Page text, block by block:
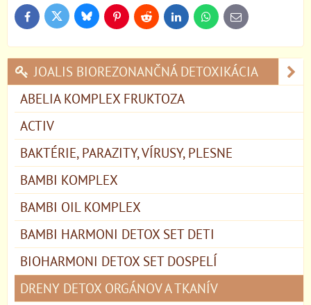
FacebookTwitter BlueskyPinterestReddit LinkedInWhatsApp
E-
mail
JOALIS BIOREZONANČNÁ DETOXIKÁCIA
ABELIA KOMPLEX FRUKTOZA
ACTIV
BAKTÉRIE, PARAZITY, VÍRUSY, PLESNE
BAMBI KOMPLEX
BAMBI OIL KOMPLEX
BAMBI HARMONI DETOX SET DETI
BIOHARMONI DETOX SET DOSPELÍ
DRENY DETOX ORGÁNOV A TKANÍV